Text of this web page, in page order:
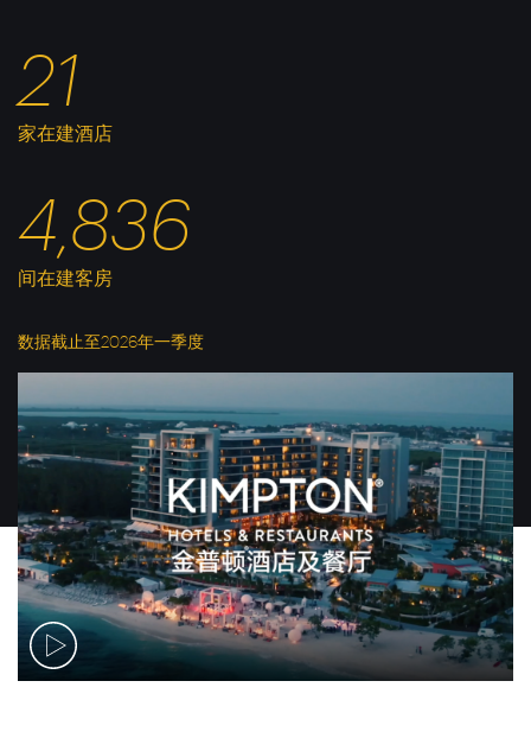
21
家在建酒店
4,836
间在建客房
数据截止至2026年一季度